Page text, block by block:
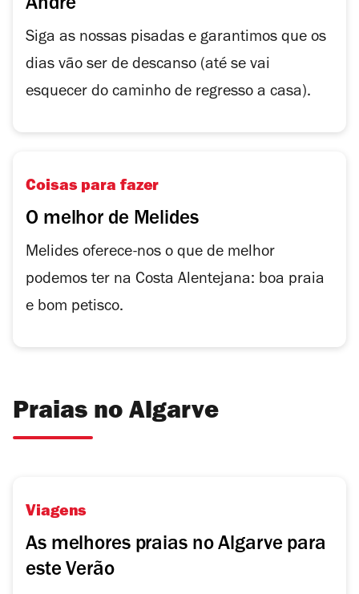
André
Siga as nossas pisadas e garantimos que os
dias vão ser de descanso (até se vai
esquecer do caminho de regresso a casa).
Coisas para fazer
O melhor de Melides
Melides oferece-nos o que de melhor
podemos ter na Costa Alentejana: boa praia
e bom petisco.
Praias no Algarve
Viagens
As melhores praias no Algarve para
este Verão